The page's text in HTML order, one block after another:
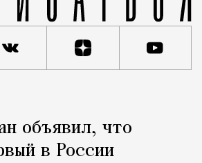
объявил, что
в России